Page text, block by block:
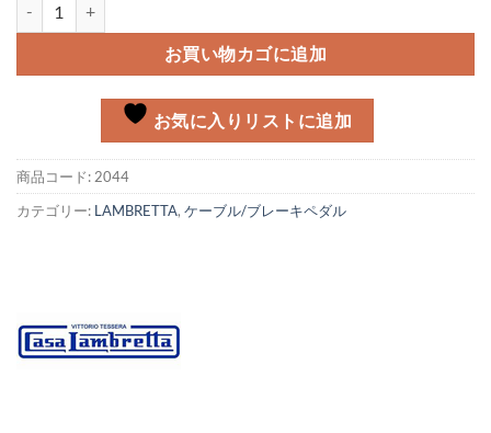
お買い物カゴに追加
お気に入りリストに追加
商品コード:2044
カテゴリー: LAMBRETTA, ケーブル/ブレーキペダル